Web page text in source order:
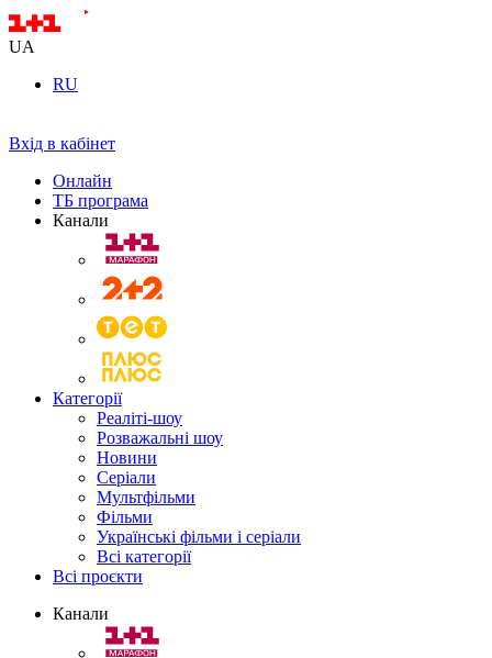
UA
RU
Вхід в кабінет
Онлайн
ТБ програма
Канали
Категорії
Реаліті-шоу
Розважальні шоу
Новини
Серіали
Мультфільми
Фільми
Українські фільми і серіали
Всі категорії
Всі проєкти
Канали